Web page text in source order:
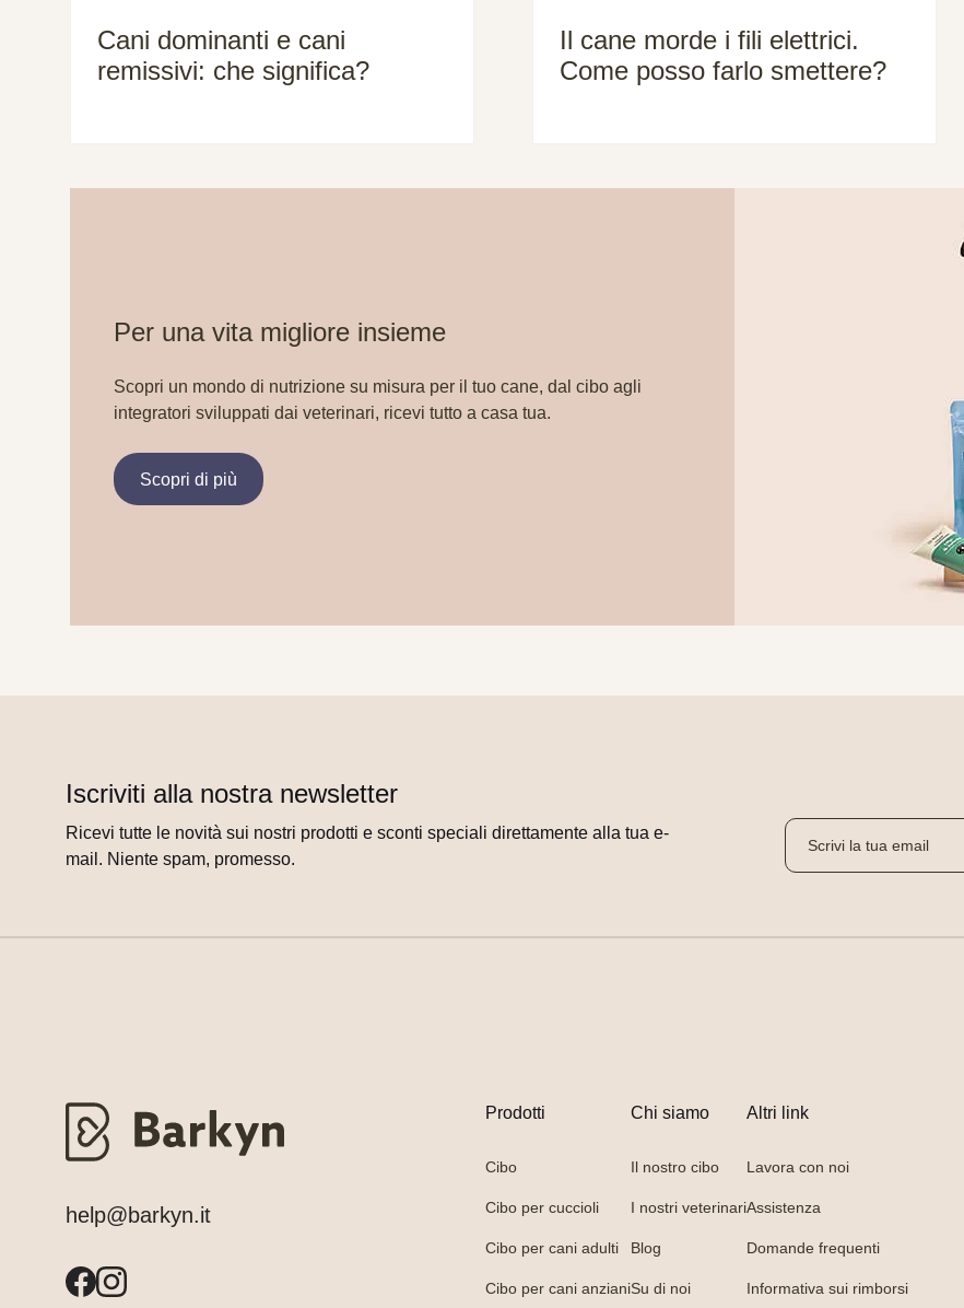
Cani dominanti e cani
remissivi: che significa?
Il cane morde i fili elettrici.
Come posso farlo smettere?
Per una vita migliore insieme
Scopri un mondo di nutrizione su misura per il tuo cane, dal cibo agli
integratori sviluppati dai veterinari, ricevi tutto a casa tua.
Scopri di più
Iscriviti alla nostra newsletter
Ricevi tutte le novità sui nostri prodotti e sconti speciali direttamente alla tua e-
mail. Niente spam, promesso.
help@barkyn.it
Prodotti
Cibo
Cibo per cuccioli
Cibo per cani adulti
Cibo per cani anziani
Chi siamo
Il nostro cibo
I nostri veterinari
Blog
Su di noi
Altri link
Lavora con noi
Assistenza
Domande frequenti
Informativa sui rimborsi